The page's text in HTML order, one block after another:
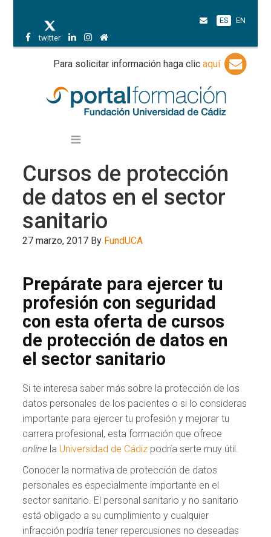
twitter
ES EN
Para solicitar información haga clic aquí
Cursos de protección
de datos en el sector
sanitario
27 marzo, 2017 By FundUCA
Prepárate para ejercer tu
profesión con seguridad
con esta oferta de cursos
de protección de datos en
el sector sanitario
Si te interesa saber más sobre la protección de los
datos personales de los pacientes o si lo consideras
importante para ejercer tu profesión y mejorar tu
carrera profesional, esta formación que ofrece
online la Universidad de Cádiz podría serte muy útil.
Conocer la normativa de protección de datos
personales es especialmente importante en el
sector sanitario. El personal sanitario y no sanitario
está obligado a su cumplimiento y cualquier
infracción podría tener repercusiones no deseadas